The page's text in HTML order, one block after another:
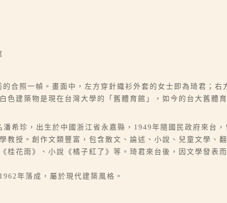
合照一幀。畫面中，左方穿針織衫外套的女士即為琦君；
色建築物是現在台灣大學的「舊體育館」，如今的台大舊體
希珍，出生於中國浙江省永嘉縣，1949年隨國民政府來台
教授。創作文類豐富，包含散文、論述、小說、兒童文學、
桂花雨》、小說《橘子紅了》等。琦君來台後，因文學發表
年落成，屬於現代建築風格。